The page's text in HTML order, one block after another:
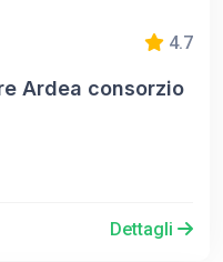
4.7
Ardea consorzio
Dettagli